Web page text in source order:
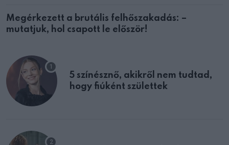
Megérkezett a brutális felhőszakadás: –
mutatjuk, hol csapott le először!
5 színésznő, akikről nem tudtad,
hogy fiúként születtek